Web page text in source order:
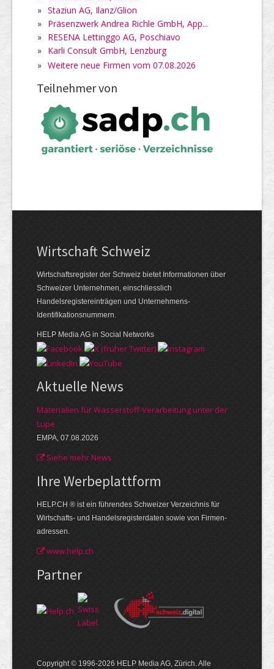
» Staziun AG, Ilanz/Glion
» Präsenzwerk Andrea Richle GmbH, App...
» RESENA Lettinggo AG, Poschiavo
» Karli Consult GmbH, Lenzburg
» Weitere neue Firmen vom 07.08.2026
Teilnehmer von
Wirtschaft Schweiz
Wirtschaftsregister der Schweiz bietet Informationen über
Schweizer Unternehmen, einschliesslich
Handelsregistereinträgen und Unternehmens-
Identifikationsnummern.
HELP Media AG in Social Networks
Aktuelle News
Materialien für Wasserstoff-Verarbeitung unter der
Lupe
EMPA, 07.08.2026
Siehe mehr News
Ihre Werbe­plattform
HELP.CH ® ist ein führendes Schweizer Verzeichnis für
Wirtschafts- und Handelsregisterdaten sowie von Firmen­
adressen.
www.help.ch
Partner
Copyright © 1996-2026 HELP Media AG, Zürich. Alle